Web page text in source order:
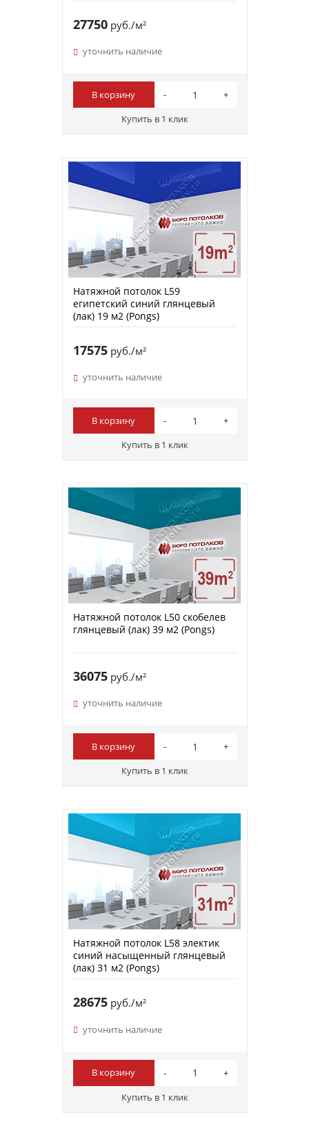
27750руб./м²
уточнить наличие
В корзину
Купить в 1 клик
Натяжной потолок L59
египетский синий глянцевый
(лак) 19 м2 (Pongs)
17575руб./м²
уточнить наличие
В корзину
Купить в 1 клик
Натяжной потолок L50 скобелев
глянцевый (лак) 39 м2 (Pongs)
36075руб./м²
уточнить наличие
В корзину
Купить в 1 клик
Натяжной потолок L58 электик
синий насыщенный глянцевый
(лак) 31 м2 (Pongs)
28675руб./м²
уточнить наличие
В корзину
Купить в 1 клик